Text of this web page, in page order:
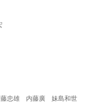
忠雄 内藤廣 妹島和世